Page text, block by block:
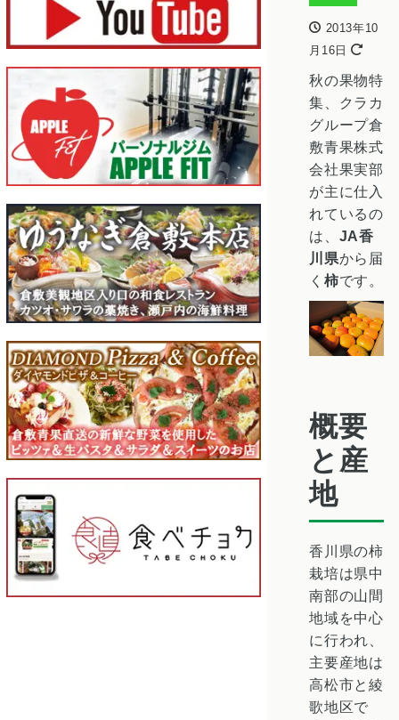
2013年10
月16日
秋の果物特
集、クラカ
グループ倉
敷青果株式
会社果実部
が主に仕入
れているの
は、 JA香
川県から届
く 柿です。
概要
と産
地
香川県の柿
栽培は県中
南部の山間
地域を中心
に行われ、
主要産地は
高松市と 綾
歌地区で